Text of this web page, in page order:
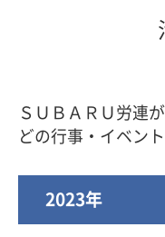
ＳＵＢＡＲＵ労連
どの行事・イベン
2023年